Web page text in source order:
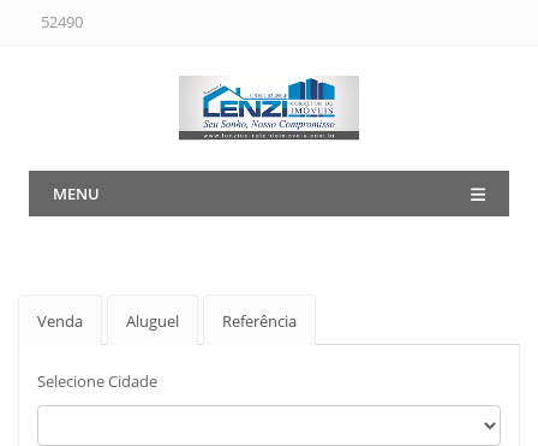
52490
MENU
Venda Aluguel Referência
Selecione Cidade